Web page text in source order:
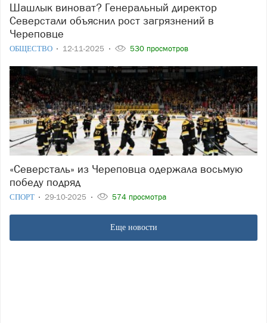
Шашлык виноват? Генеральный директор
Северстали объяснил рост загрязнений в
Череповце
ОБЩЕСТВО 12-11-2025 530 просмотров
«Северсталь» из Череповца одержала восьмую
победу подряд
СПОРТ 29-10-2025 574 просмотра
Еще новости